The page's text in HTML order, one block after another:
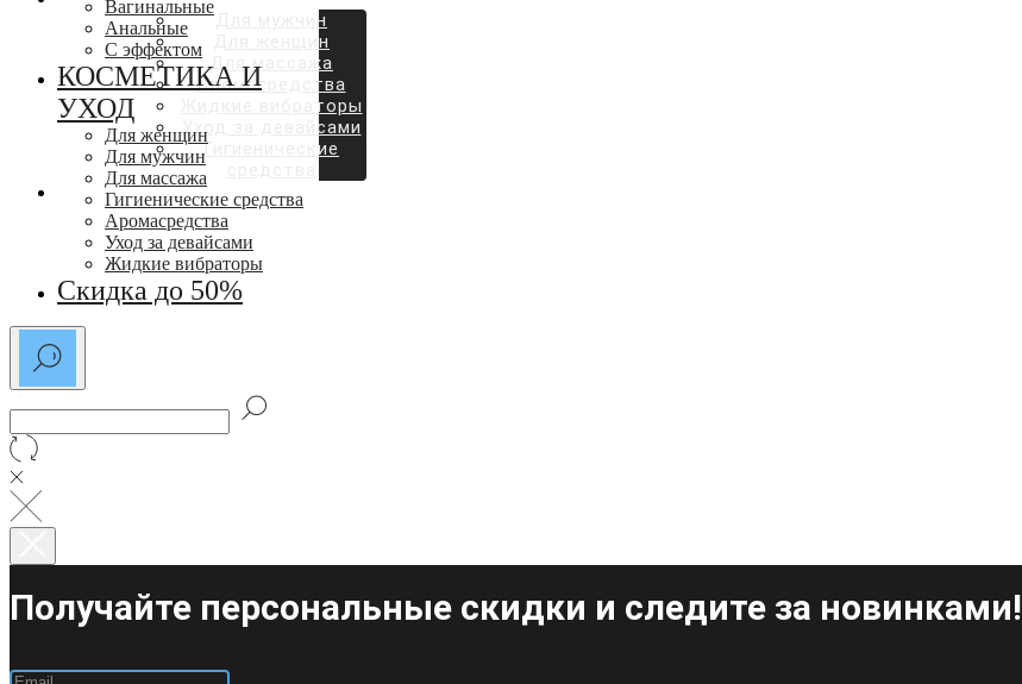
Для мужчин
Для женщин
Для массажа
Аромасредства
Жидкие вибраторы
Уход за девайсами
Гигиенические
СКИДКИ ДО 50%
Вагинальные
Анальные
С эффектом
КОСМЕТИКА И
УХОД
Для женщин
Для мужчин
Для массажа
Гигиенические средства
Аромасредства
Уход за девайсами
Жидкие вибраторы
Скидка до 50%
Получайте персональные скидки и следите за новинками!